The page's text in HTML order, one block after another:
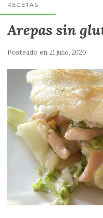
RECETAS
Arepas sin
Posteado en 21 julio, 2020